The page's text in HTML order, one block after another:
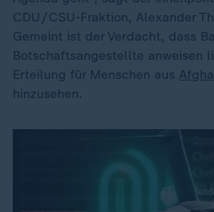
CDU/CSU-Fraktion, Alexander
Gemeint ist der Verdacht, dass
Botschaftsangestellte anweisen
Erteilung für Menschen aus
hinzusehen.